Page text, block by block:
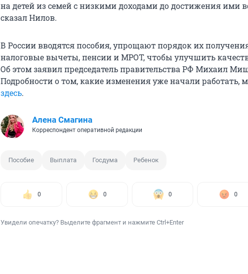
на детей из семей с низкими доходами до достижения ими
сказал Нилов.
В России вводятся пособия, упрощают порядок их
налоговые вычеты, пенсии и МРОТ, чтобы улучшить
Об этом заявил председатель правительства РФ Михаил
Подробности о том, какие изменения уже начали работать,
здесь.
Алена Смагина
Корреспондент оперативной редакции
Пособие Выплата Госдума Ребенок
0 0 0 0
Увидели опечатку? Выделите фрагмент и нажмите Ctrl+Enter